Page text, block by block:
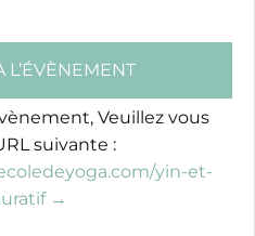
L’ÉVÈNEMENT
Veuillez vous
suivante :
yin-et-
→